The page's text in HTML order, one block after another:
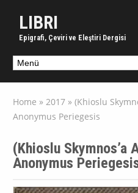
LIBRI
Epigrafi, Çeviri ve Eleştiri Dergisi
Home » 2017 » (Khioslu
Anonymus Periegesis
(Khioslu Skymnos’a
Anonymus